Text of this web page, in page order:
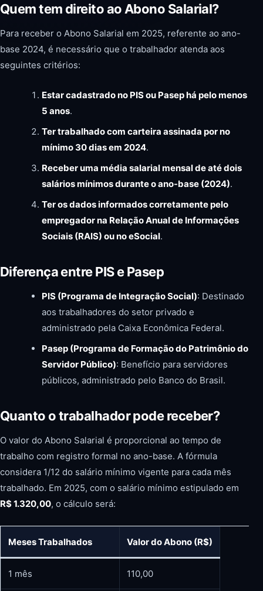
Quem tem direito ao Abono Salarial?
Para receber o Abono Salarial em 2025, referente ao ano-
base 2024, é necessário que o trabalhador atenda aos
seguintes critérios:
Estar cadastrado no PIS ou Pasep há pelo menos
5 anos.
Ter trabalhado com carteira assinada por no
mínimo 30 dias em 2024.
Receber uma média salarial mensal de até dois
salários mínimos durante o ano-base (2024).
Ter os dados informados corretamente pelo
empregador na Relação Anual de Informações
Sociais (RAIS) ou no eSocial.
Diferença entre PIS e Pasep
PIS (Programa de Integração Social): Destinado
aos trabalhadores do setor privado e
administrado pela Caixa Econômica Federal.
Pasep (Programa de Formação do Patrimônio do
Servidor Público): Benefício para servidores
públicos, administrado pelo Banco do Brasil.
Quanto o trabalhador pode receber?
O valor do Abono Salarial é proporcional ao tempo de
trabalho com registro formal no ano-base. A fórmula
considera 1/12 do salário mínimo vigente para cada mês
trabalhado. Em 2025, com o salário mínimo estipulado em
R$ 1.320,00, o cálculo será:
Meses Trabalhados Valor do Abono (R$)
1 mês 110,00